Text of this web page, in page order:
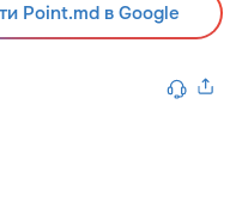
Point.md в Google